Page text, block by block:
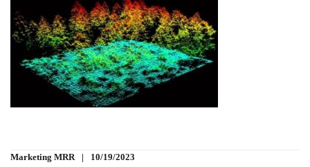
Marketing MRR 10/19/2023